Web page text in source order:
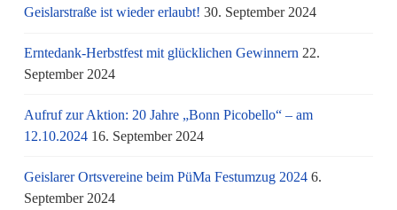
Geislarstraße ist wieder erlaubt! 30. September 2024
Erntedank-Herbstfest mit glücklichen Gewinnern 22.
September 2024
Aufruf zur Aktion: 20 Jahre „Bonn Picobello“ – am
12.10.2024 16. September 2024
Geislarer Ortsvereine beim PüMa Festumzug 2024 6.
September 2024